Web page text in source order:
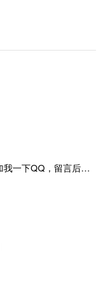
可以的，已经重置密码，可以加我一下QQ，留言后我就发密码给你。